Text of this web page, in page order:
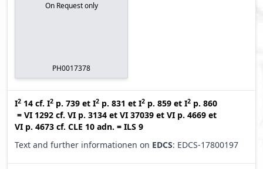
On Request only
PH0017378
I2 14 cf. I2 p. 739 et I2 p. 831 et I2 p. 859 et I2 p. 860
= VI 1292 cf. VI p. 3134 et VI 37039 et VI p. 4669 et
VI p. 4673 cf. CLE 10 adn. = ILS 9
Text and further informationen on EDCS: EDCS-17800197